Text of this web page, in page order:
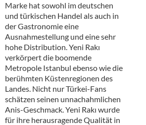
Alkoholfreie Getränke
Öle & Küchenartikel
Kaffee
Barzubehör
Equipment
Verpackung
Marke hat sowohl im deutschen
und türkischen Handel als auch in
der Gastronomie eine
Ausnahmestellung und eine sehr
hohe Distribution. Yeni Rakı
verkörpert die boomende
Metropole Istanbul ebenso wie die
berühmten Küstenregionen des
Landes. Nicht nur Türkei-Fans
schätzen seinen unnachahmlichen
Anis-Geschmack. Yeni Rakı wurde
für ihre herausragende Qualität in